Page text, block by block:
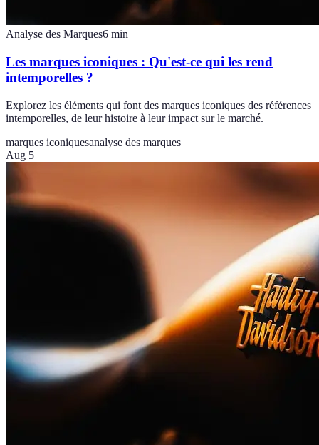
Analyse des Marques6 min
Les marques iconiques : Qu'est-ce qui les rend
intemporelles ?
Explorez les éléments qui font des marques iconiques des références
intemporelles, de leur histoire à leur impact sur le marché.
marques iconiquesanalyse des marques
Aug 5